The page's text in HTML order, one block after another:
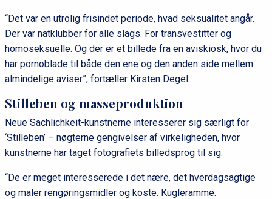
“Det var en utrolig frisindet periode, hvad seksualitet angår.
Der var natklubber for alle slags. For transvestitter og
homoseksuelle. Og der er et billede fra en aviskiosk, hvor du
har pornoblade til både den ene og den anden side mellem
almindelige aviser”, fortæller Kirsten Degel.
Stilleben og masseproduktion
Neue Sachlichkeit-kunstnerne interesserer sig særligt for
‘Stilleben’ – nøgterne gengivelser af virkeligheden, hvor
kunstnerne har taget fotografiets billedsprog til sig.
“De er meget interesserede i det nære, det hverdagsagtige
og maler rengøringsmidler og koste. Kugleramme.